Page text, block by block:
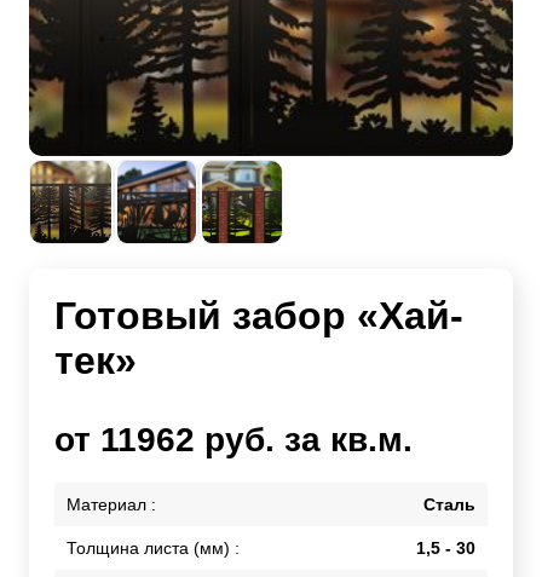
Готовый забор «Хай-
тек»
от 11962 руб. за кв.м.
Материал : Сталь
Толщина листа (мм) : 1,5 - 30